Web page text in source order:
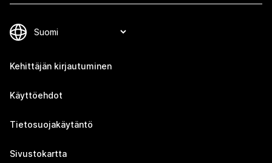
Kehittäjän kirjautuminen
Käyttöehdot
Tietosuojakäytäntö
Sivustokartta